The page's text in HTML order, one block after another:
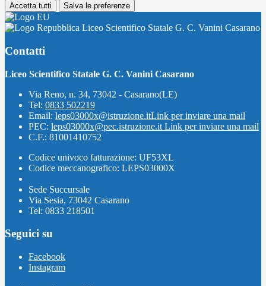
Accetta tutti Salva le preferenze
Liceo Scientifico Statale G. C. Vanini Casarano
Contatti
Liceo Scientifico Statale G. C. Vanini Casarano
Via Reno, n. 34, 73042 - Casarano(LE)
Tel: 0833 502219
Email: leps03000x@istruzione.itLink per inviare una mail
PEC: leps03000x@pec.istruzione.it Link per inviare una mail
C.F.: 81001410752
Codice univoco fatturazione: UF53XL
Codice meccanografico: LEPS03000X
Sede Succursale
Via Sesia, 73042 Casarano
Tel: 0833 218501
Seguici su
Facebook
Instagram